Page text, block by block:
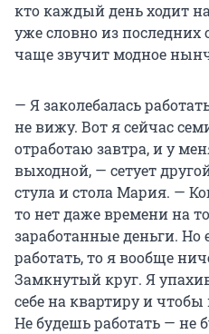
кто каждый день ходит на
уже словно из последних
чаще звучит модное
— Я заколебалась
не вижу. Вот я сейчас
отработаю завтра, и у
выходной, — сетует
стула и стола Мария. —
то нет даже времени на
заработанные деньги. Но
работать, то я вообще
Замкнутый круг. Я
себе на квартиру и
Не будешь работать — не